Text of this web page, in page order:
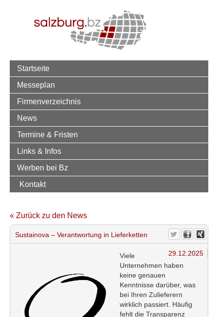
Startseite
Messeplan
Firmenverzeichnis
News
Termine & Fristen
Links & Infos
Werben bei Bz
Kontakt
« Zurück zu den News
Sustainova – Verantwortung in Lieferketten
29.12.2025
Viele
Unternehmen haben
keine genauen
Kenntnisse darüber, was
bei Ihren Zulieferern
wirklich passiert. Häufig
fehlt die Transparenz